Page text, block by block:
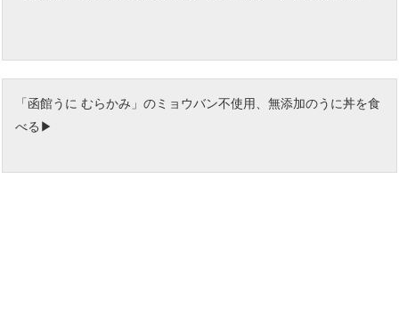
「函館うに むらかみ」のミョウバン不使用、無添加のうに丼を食
べる